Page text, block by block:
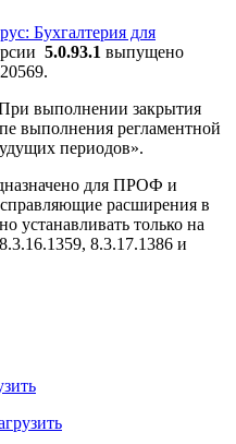
Бухгалтерия для
5.0.93.1 выпущено
выполнении закрытия
выполнения регламентной
периодов».
для ПРОФ и
расширения в
устанавливать только на
8.3.17.1386 и